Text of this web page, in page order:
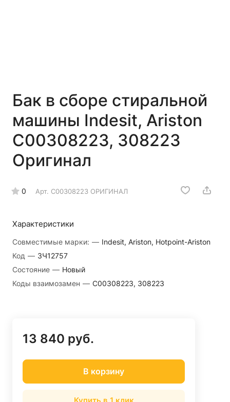
Бак в сборе стиральной
машины Indesit, Ariston
C00308223, 308223
Оригинал
0 Арт. C00308223 ОРИГИНАЛ
Характеристики
Совместимые марки: — Indesit, Ariston, Hotpoint-Ariston
Код — ЗЧ12757
Состояние — Новый
Коды взаимозамен — C00308223, 308223
13 840 руб.
В корзину